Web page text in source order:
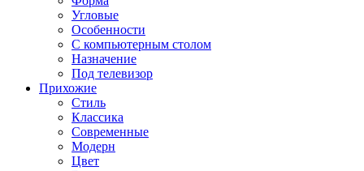
Угловые
Особенности
С компьютерным столом
Назначение
Под телевизор
Прихожие
Стиль
Классика
Современные
Модерн
Цвет